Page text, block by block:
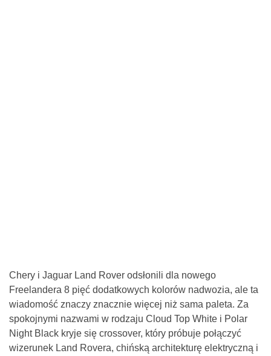
Chery i Jaguar Land Rover odsłonili dla nowego
Freelandera 8 pięć dodatkowych kolorów nadwozia, ale ta
wiadomość znaczy znacznie więcej niż sama paleta. Za
spokojnymi nazwami w rodzaju Cloud Top White i Polar
Night Black kryje się crossover, który próbuje połączyć
wizerunek Land Rovera, chińską architekturę elektryczną i